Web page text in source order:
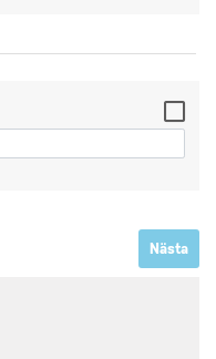
Nästa